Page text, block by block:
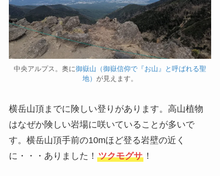
中央アルプス。奥に御嶽山（御嶽信仰で『お山』と呼ばれる聖
地） が見えます。
横岳山頂までに険しい登りがあります。高山植物
はなぜか険しい岩場に咲いていることが多いで
す。横岳山頂手前の10mほど登る岩壁の近く
に・・・ありました！ ツクモグサ！